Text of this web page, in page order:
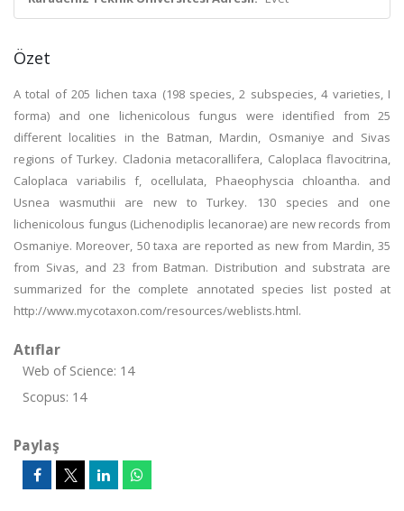
Özet
A total of 205 lichen taxa (198 species, 2 subspecies, 4 varieties, I
forma) and one lichenicolous fungus were identified from 25
different localities in the Batman, Mardin, Osmaniye and Sivas
regions of Turkey. Cladonia metacorallifera, Caloplaca flavocitrina,
Caloplaca variabilis f, ocellulata, Phaeophyscia chloantha. and
Usnea wasmuthii are new to Turkey. 130 species and one
lichenicolous fungus (Lichenodiplis lecanorae) are new records from
Osmaniye. Moreover, 50 taxa are reported as new from Mardin, 35
from Sivas, and 23 from Batman. Distribution and substrata are
summarized for the complete annotated species list posted at
http://www.mycotaxon.com/resources/weblists.html.
Atıflar
Web of Science: 14
Scopus: 14
Paylaş